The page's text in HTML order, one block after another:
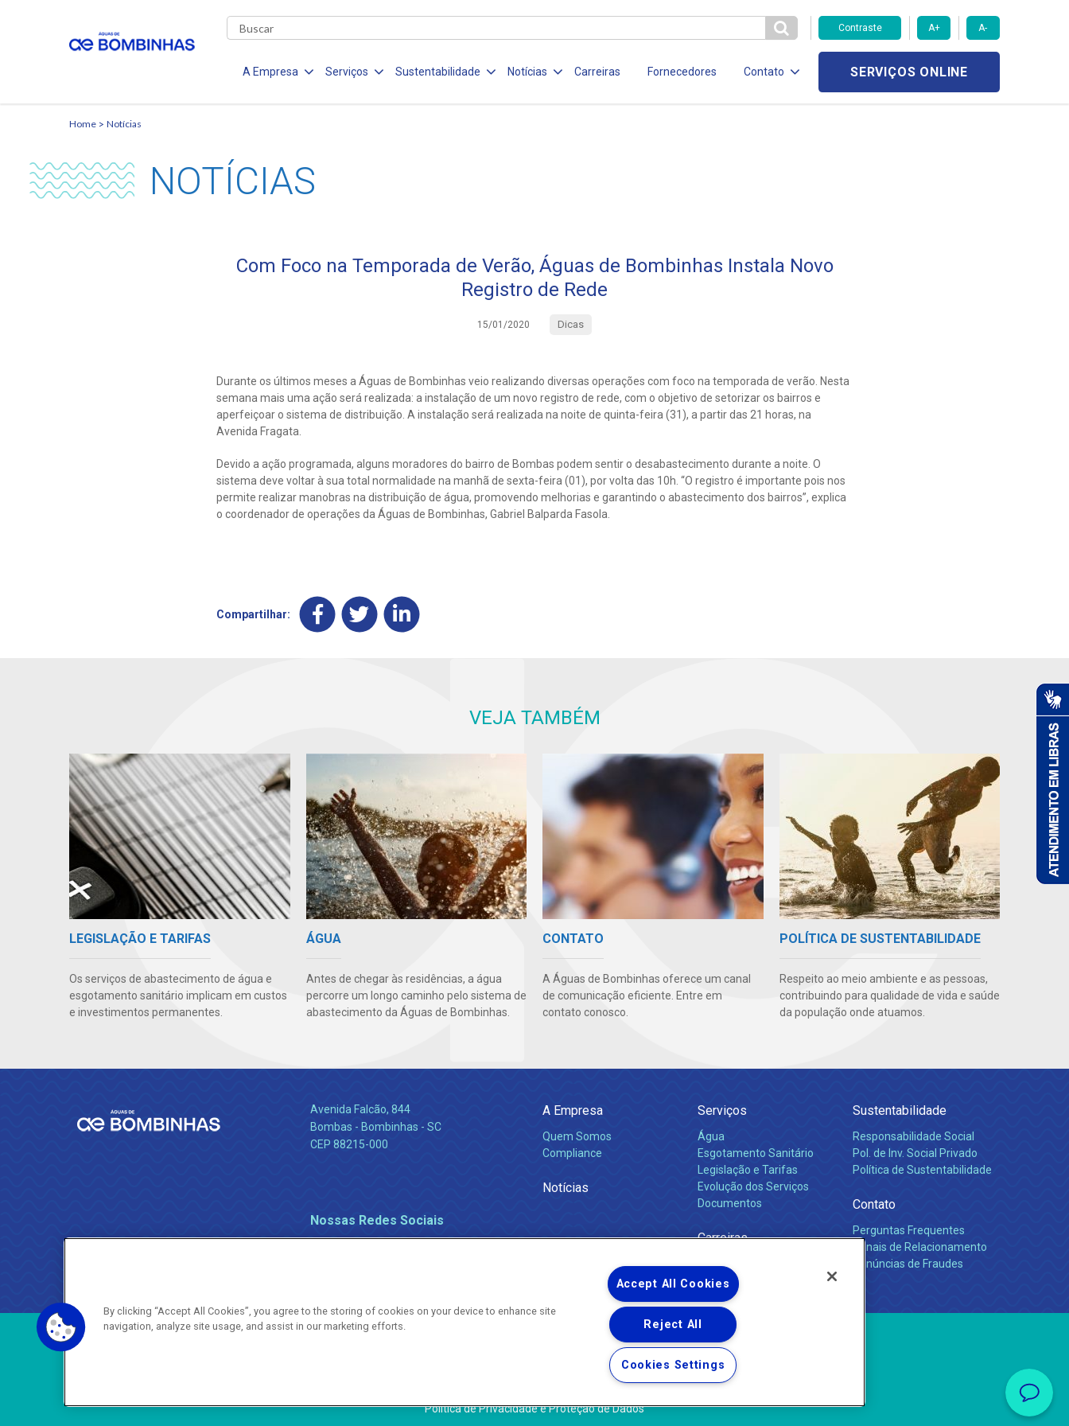
Contraste A+ A-
A Empresa Serviços Sustentabilidade Notícias Carreiras Fornecedores Contato SERVIÇOS ONLINE
Home Notícias
NOTÍCIAS
Com Foco na Temporada de Verão, Águas de Bombinhas Instala Novo
Registro de Rede
15/01/2020 Dicas
Durante os últimos meses a Águas de Bombinhas veio realizando diversas operações com foco na temporada de verão. Nesta
semana mais uma ação será realizada: a instalação de um novo registro de rede, com o objetivo de setorizar os bairros e
aperfeiçoar o sistema de distribuição. A instalação será realizada na noite de quinta-feira (31), a partir das 21 horas, na
Avenida Fragata.
Devido a ação programada, alguns moradores do bairro de Bombas podem sentir o desabastecimento durante a noite. O
sistema deve voltar à sua total normalidade na manhã de sexta-feira (01), por volta das 10h. “O registro é importante pois nos
permite realizar manobras na distribuição de água, promovendo melhorias e garantindo o abastecimento dos bairros”, explica
o coordenador de operações da Águas de Bombinhas, Gabriel Balparda Fasola.
Compartilhar:
VEJA TAMBÉM
LEGISLAÇÃO E TARIFAS
Os serviços de abastecimento de água e
esgotamento sanitário implicam em custos
e investimentos permanentes.
ÁGUA
Antes de chegar às residências, a água
percorre um longo caminho pelo sistema de
abastecimento da Águas de Bombinhas.
CONTATO
A Águas de Bombinhas oferece um canal
de comunicação eficiente. Entre em
contato conosco.
POLÍTICA DE SUSTENTABILIDADE
Respeito ao meio ambiente e as pessoas,
contribuindo para qualidade de vida e saúde
da população onde atuamos.
Avenida Falcão, 844
Bombas - Bombinhas - SC
CEP 88215-000
Nossas Redes Sociais
A Empresa
Quem Somos
Compliance
Notícias
Serviços
Água
Esgotamento Sanitário
Legislação e Tarifas
Evolução dos Serviços
Documentos
Carreiras
Sustentabilidade
Responsabilidade Social
Pol. de Inv. Social Privado
Política de Sustentabilidade
Contato
Perguntas Frequentes
Canais de Relacionamento
Denúncias de Fraudes
Copyright ® 2026 - Todos os Direitos Reservados.
Política de Privacidade e Proteção de Dados
By clicking “Accept All Cookies”, you agree to the storing of cookies on your device to enhance site
navigation, analyze site usage, and assist in our marketing efforts.
Accept All Cookies
Reject All
Cookies Settings